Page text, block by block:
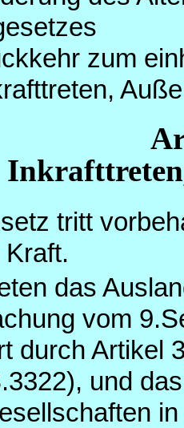
zum
tritt
das
vom
durch Artikel
und